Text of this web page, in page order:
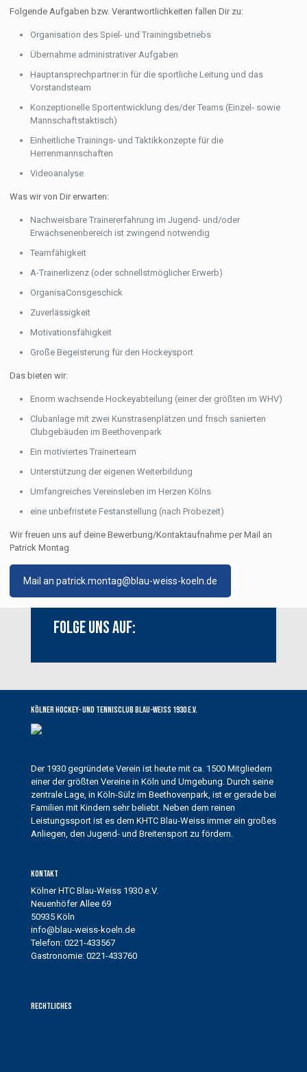
Folgende Aufgaben bzw. Verantwortlichkeiten fallen Dir zu:
Organisation des Spiel- und Trainingsbetriebs
Übernahme administrativer Aufgaben
Hauptansprechpartner:in für die sportliche Leitung und das
Vorstandsteam
Konzeptionelle Sportentwicklung des/der Teams (Einzel- sowie
Mannschaftstaktisch)
Einheitliche Trainings- und Taktikkonzepte für die
Herrenmannschaften
Videoanalyse
Was wir von Dir erwarten:
Nachweisbare Trainererfahrung im Jugend- und/oder
Erwachsenenbereich ist zwingend notwendig
Teamfähigkeit
A-Trainerlizenz (oder schnellstmöglicher Erwerb)
OrganisaConsgeschick
Zuverlässigkeit
Motivationsfähigkeit
Große Begeisterung für den Hockeysport
Das bieten wir:
Enorm wachsende Hockeyabteilung (einer der größten im WHV)
Clubanlage mit zwei Kunstrasenplätzen und frisch sanierten
Clubgebäuden im Beethovenpark
Ein motiviertes Trainerteam
Unterstützung der eigenen Weiterbildung
Umfangreiches Vereinsleben im Herzen Kölns
eine unbefristete Festanstellung (nach Probezeit)
Wir freuen uns auf deine Bewerbung/Kontaktaufnahme per Mail an
Patrick Montag
Mail an patrick.montag@blau-weiss-koeln.de
Folge uns auf:
Kölner Hockey- und Tennisclub Blau-Weiss 1930 e.V.
Der 1930 gegründete Verein ist heute mit ca. 1500 Mitgliedern
einer der größten Vereine in Köln und Umgebung. Durch seine
zentrale Lage, in Köln-Sülz im Beethovenpark, ist er gerade bei
Familien mit Kindern sehr beliebt. Neben dem reinen
Leistungssport ist es dem KHTC Blau-Weiss immer ein großes
Anliegen, den Jugend- und Breitensport zu fördern.
Kontakt
Kölner HTC Blau-Weiss 1930 e.V.
Neuenhöfer Allee 69
50935 Köln
info@blau-weiss-koeln.de
Telefon: 0221-433567
Gastronomie: 0221-433760
Rechtliches